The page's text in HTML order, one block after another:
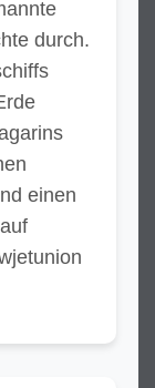
durch.
einen